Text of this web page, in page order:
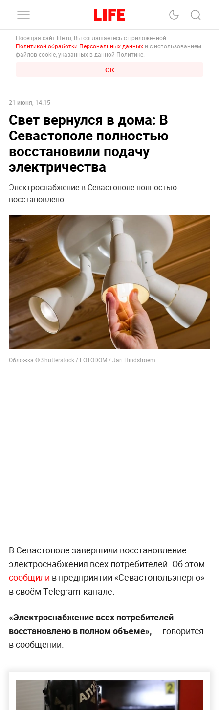
Посещая сайт life.ru, Вы соглашаетесь с приложенной
Политикой обработки Персональных данных и с использованием
файлов cookie, указанных в данной Политике.
ОК
21 июня, 14:15
Свет вернулся в дома: В
Севастополе полностью
восстановили подачу
электричества
Электроснабжение в Севастополе полностью
восстановлено
Обложка © Shutterstock / FOTODOM / Jari Hindstroem
В Севастополе завершили восстановление
электроснабжения всех потребителей. Об этом
сообщили в предприятии «Севастопольэнерго»
в своём Тelegram-канале.
«Электроснабжение всех потребителей
восстановлено в полном объеме», — говорится
в сообщении.